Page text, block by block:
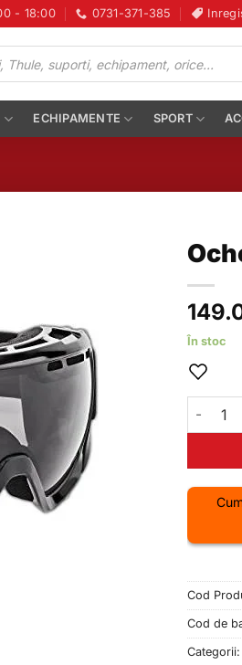
- 18:00 0731-371-385
ECHIPAMENTE SPORT
În stoc
Cod
Cod de
Categorii: